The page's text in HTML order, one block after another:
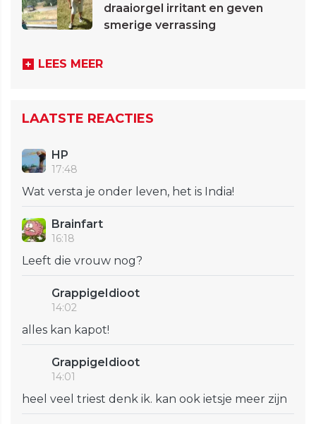
draaiorgel irritant en geven
smerige verrassing
LEES MEER
LAATSTE REACTIES
HP
17:48
Wat versta je onder leven, het is India!
Brainfart
16:18
Leeft die vrouw nog?
GrappigeIdioot
14:02
alles kan kapot!
GrappigeIdioot
14:01
heel veel triest denk ik. kan ook ietsje meer zijn